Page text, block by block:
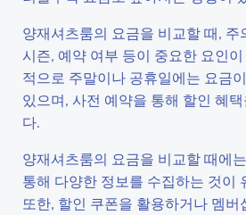
양재셔츠룸의 요금을 비교할 때, 주
시즌, 예약 여부 등이 중요한 요인
적으로 주말이나 공휴일에는 요금
있으며, 사전 예약을 통해 할인 혜
다.
양재셔츠룸의 요금을 비교할 때에
통해 다양한 정보를 수집하는 것이
또한, 할인 쿠폰을 활용하거나 멤버